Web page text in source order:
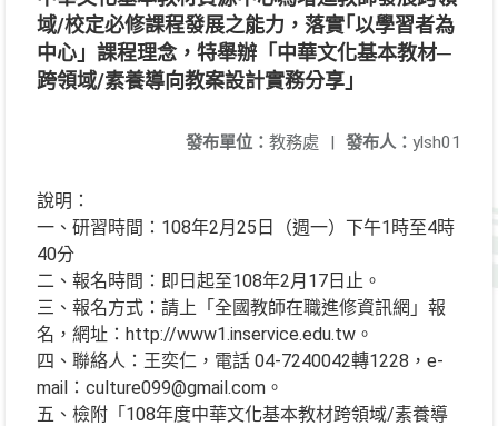
域/校定必修課程發展之能力，落實｢以學習者為
中心」課程理念，特舉辦「中華文化基本教材─
跨領域/素養導向教案設計實務分享」
發布人： ylsh01
發布單位： 教務處 |
說明：
一、研習時間：108年2月25日（週一）下午1時至4時
40分
二、報名時間：即日起至108年2月17日止。
三、報名方式：請上「全國教師在職進修資訊網」報
名，網址：http://www1.inservice.edu.tw。
四、聯絡人：王奕仁，電話 04-7240042轉1228，e-
mail：culture099@gmail.com。
五、檢附「108年度中華文化基本教材跨領域/素養導